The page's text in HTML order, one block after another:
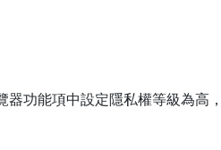
功能項中設定隱私權等級為高